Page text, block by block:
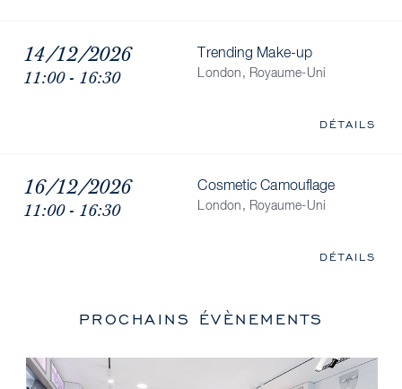
14/12/2026
11:00 - 16:30
Trending Make-up
London, Royaume-Uni
DÉTAILS
16/12/2026
11:00 - 16:30
Cosmetic Camouflage
London, Royaume-Uni
DÉTAILS
PROCHAINS ÉVÈNEMENTS